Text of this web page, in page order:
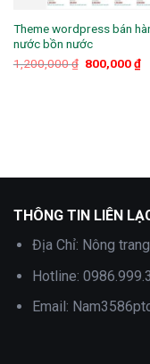
Theme wordpress bán
nước bồn nước
1,200,000₫ Giá
800,000₫Giá
THÔNG TIN LIÊN
Địa Chỉ: Nông
Hotline:
Email: